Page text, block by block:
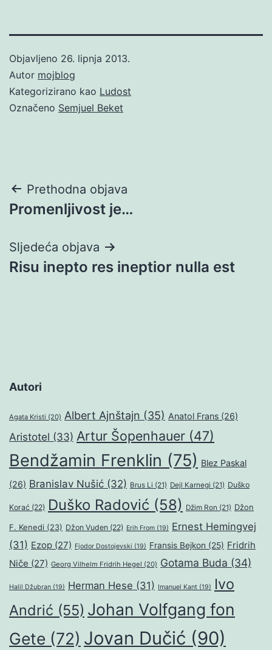
Objavljeno 26. lipnja 2013.
Autor mojblog
Kategorizirano kao Ludost
Označeno Semjuel Beket
Navigacija
objava
Prethodna objava
Promenljivost je…
Sljedeća objava
Risu inepto res ineptior nulla est
Autori
Agata Kristi (20) Albert Ajnštajn (35) Anatol Frans (26)
Aristotel (33) Artur Šopenhauer (47)
Bendžamin Frenklin (75) Blez Paskal
(26) Branislav Nušić (32) Brus Li (21) Dejl Karnegi (21) Duško
Korać (22) Duško Radović (58) Džim Ron (21) Džon
F. Kenedi (23) Džon Vuden (22) Erih From (19) Ernest Hemingvej
(31) Ezop (27) Fjodor Dostojevski (19) Fransis Bejkon (25) Fridrih
Niče (27) Georg Vilhelm Fridrih Hegel (20) Gotama Buda (34)
Halil Džubran (19) Herman Hese (31) Imanuel Kant (19)
Ivo
Andrić (55) Johan Volfgang fon
Gete (72) Jovan Dučić (90)